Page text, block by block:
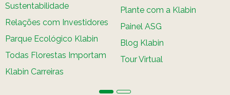
Sustentabilidade
Relações com Investidores
Parque Ecológico Klabin
Todas Florestas Importam
Klabin Carreiras
Plante com a Klabin
Painel ASG
Blog Klabin
Tour Virtual